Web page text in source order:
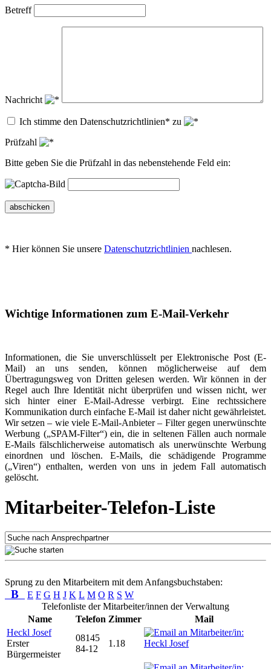
Betreff
Nachricht
Ich stimme den Datenschutzrichtlinien* zu
Prüfzahl
Bitte geben Sie die Prüfzahl in das nebenstehende Feld ein:
abschicken
* Hier können Sie unsere Datenschutzrichtlinien nachlesen.
Wichtige Informationen zum E-Mail-Verkehr
Informationen, die Sie unverschlüsselt per Elektronische Post (E-
Mail) an uns senden, können möglicherweise auf dem
Übertragungsweg von Dritten gelesen werden. Wir können in der
Regel auch Ihre Identität nicht überprüfen und wissen nicht, wer
sich hinter einer E-Mail-Adresse verbirgt. Eine rechtssichere
Kommunikation durch einfache E-Mail ist daher nicht gewährleistet.
Wir setzen – wie viele E-Mail-Anbieter – Filter gegen unerwünschte
Werbung („SPAM-Filter“) ein, die in seltenen Fällen auch normale
E-Mails fälschlicherweise automatisch als unerwünschte Werbung
einordnen und löschen. E-Mails, die schädigende Programme
(„Viren“) enthalten, werden von uns in jedem Fall automatisch
gelöscht.
Mitarbeiter-Telefon-Liste
Sprung zu den Mitarbeitern mit dem Anfangsbuchstaben:
B E F G H J K L M O R S W
Telefonliste der Mitarbeiter/innen der Verwaltung
Name
Telefon Zimmer
Mail
Heckl Josef
Erster
Bürgermeister
08145
84-12
1.18